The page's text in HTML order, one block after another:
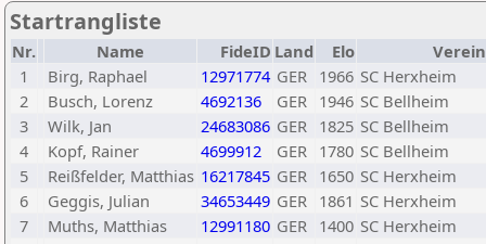
Startrangliste
Nr. Name FideID Land Elo
1
Birg, Raphael 12971774 GER 1966 SC Herxheim
2
Busch, Lorenz 4692136 GER 1946 SC Bellheim
3
Wilk, Jan 24683086 GER 1825 SC Bellheim
4
Kopf, Rainer 4699912 GER 1780 SC Bellheim
5
Reißfelder, Matthias 16217845 GER 1650 SC Herxheim
6
Geggis, Julian 34653449 GER 1861 SC Herxheim
7
Muths, Matthias 12991180 GER 1400 SC Herxheim